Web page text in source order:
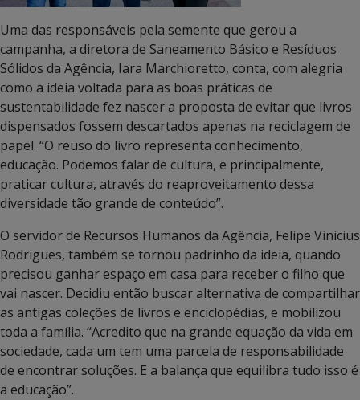
Uma das responsáveis pela semente que gerou a
campanha, a diretora de Saneamento Básico e Resíduos
Sólidos da Agência, Iara Marchioretto, conta, com alegria
como a ideia voltada para as boas práticas de
sustentabilidade fez nascer a proposta de evitar que livros
dispensados fossem descartados apenas na reciclagem de
papel. “O reuso do livro representa conhecimento,
educação. Podemos falar de cultura, e principalmente,
praticar cultura, através do reaproveitamento dessa
diversidade tão grande de conteúdo”.
O servidor de Recursos Humanos da Agência, Felipe Vinicius
Rodrigues, também se tornou padrinho da ideia, quando
precisou ganhar espaço em casa para receber o filho que
vai nascer. Decidiu então buscar alternativa de compartilhar
as antigas coleções de livros e enciclopédias, e mobilizou
toda a família. “Acredito que na grande equação da vida em
sociedade, cada um tem uma parcela de responsabilidade
de encontrar soluções. E a balança que equilibra tudo isso é
a educação”.